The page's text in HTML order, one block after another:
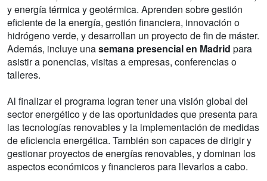
y energía térmica y geotérmica. Aprenden sobre gestión
eficiente de la energía, gestión financiera, innovación o
hidrógeno verde, y desarrollan un proyecto de fin de máster.
Además, incluye unasemana presencial en Madrid para
asistir a ponencias, visitas a empresas, conferencias o
talleres.
Al finalizar el programa logran tener una visión global del
sector energético y de las oportunidades que presenta para
las tecnologías renovables y la implementación de medidas
de eficiencia energética. También son capaces de dirigir y
gestionar proyectos de energías renovables, y dominan los
aspectos económicos y financieros para llevarlos a cabo.